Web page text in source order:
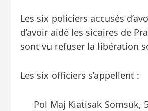
Les six policiers accusés
d’avoir aidé les sicaires de
sont vu refuser la libération
Les six officiers s’appellent :
Pol Maj Kiatisak Somsuk,